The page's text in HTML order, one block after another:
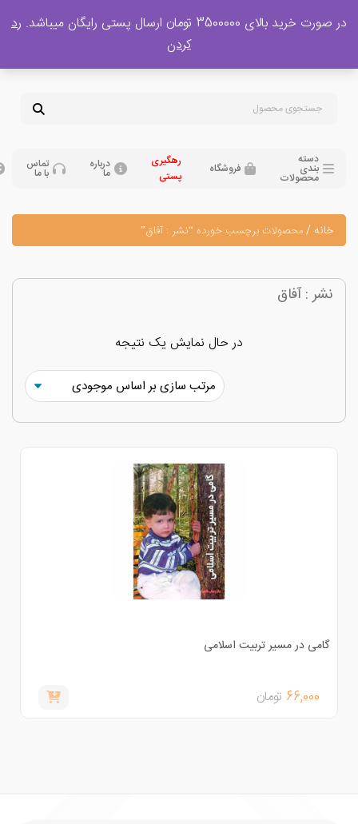
پشتیبانی فروش
09120329397
بندی
محصولات
فروشگاه درباره تماس
محصولات برچسب خورده “نشر : آفاق”
: آفاق
در حال نمایش یک نتیجه
در مسیر تربیت اسلامی
66,000 تومان
3500000 تومان ارسال پستی رایگان میباشد.
رد